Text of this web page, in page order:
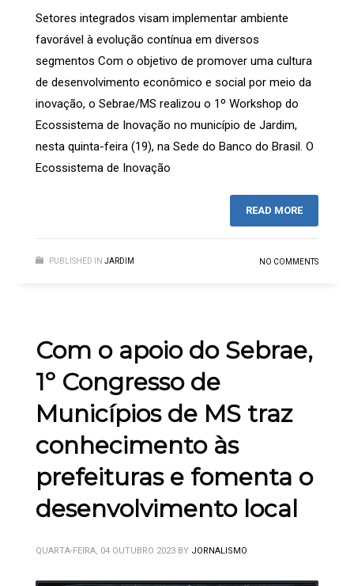
Setores integrados visam implementar ambiente
favorável à evolução contínua em diversos
segmentos Com o objetivo de promover uma cultura
de desenvolvimento econômico e social por meio da
inovação, o Sebrae/MS realizou o 1º Workshop do
Ecossistema de Inovação no município de Jardim,
nesta quinta-feira (19), na Sede do Banco do Brasil. O
Ecossistema de Inovação
READ MORE
PUBLISHED IN JARDIM NO COMMENTS
Com o apoio do Sebrae,
1º Congresso de
Municípios de MS traz
conhecimento às
prefeituras e fomenta o
desenvolvimento local
QUARTA-FEIRA, 04 OUTUBRO 2023 BY JORNALISMO